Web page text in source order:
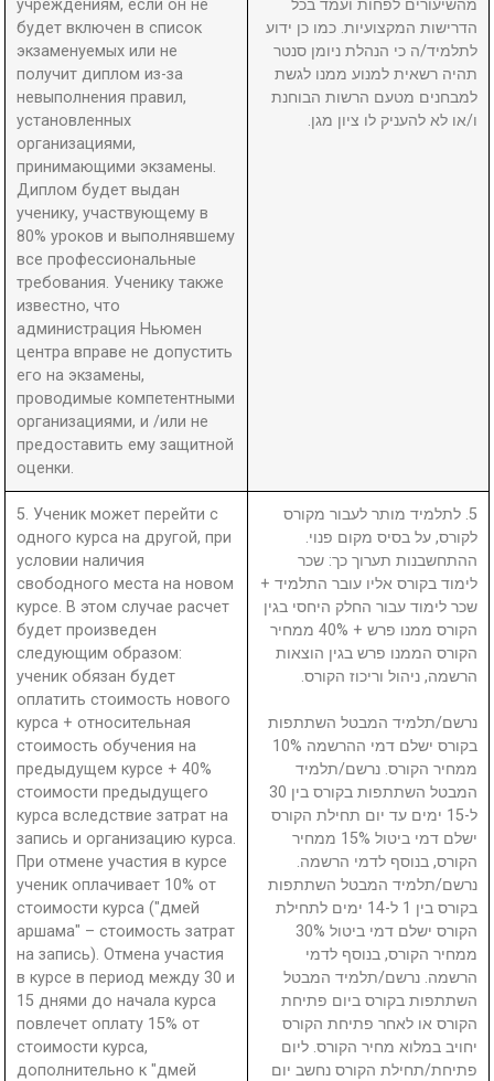
учреждениям, если он не
будет включен в список
экзаменуемых или не
получит диплом из-за
невыполнения правил,
установленных
организациями,
принимающими экзамены.
Диплом будет выдан
ученику, участвующему в
80% уроков и выполнявшему
все профессиональные
требования. Ученику также
известно, что
администрация Ньюмен
центра вправе не допустить
его на экзамены,
проводимые компетентными
организациями, и /или не
предоставить ему защитной
оценки.
מהשיעורים לפחות ועמד בכל
הדרישות המקצועיות. כמו כן ידוע
לתלמיד/ה כי הנהלת ניומן סנטר
תהיה רשאית למנוע ממנו לגשת
למבחנים מטעם הרשות הבוחנת
ו/או לא להעניק לו ציון מגן.
5. Ученик может перейти с
одного курса на другой, при
условии наличия
свободного места на новом
курсе. В этом случае расчет
будет произведен
следующим образом:
ученик обязан будет
оплатить стоимость нового
курса + относительная
стоимость обучения на
предыдущем курсе + 40%
стоимости предыдущего
курса вследствие затрат на
запись и организацию курса.
При отмене участия в курсе
ученик оплачивает 10% от
стоимости курса ("дмей
аршама" – стоимость затрат
на запись). Отмена участия
в курсе в период между 30 и
15 днями до начала курса
повлечет оплату 15% от
стоимости курса,
дополнительно к "дмей
5. לתלמיד מותר לעבור מקורס
לקורס, על בסיס מקום פנוי.
ההתחשבנות תערוך כך: שכר
לימוד בקורס אליו עובר התלמיד +
שכר לימוד עבור החלק היחסי בגין
הקורס ממנו פרש + 40% ממחיר
הקורס הממנו פרש בגין הוצאות
הרשמה, ניהול וריכוז הקורס.
נרשם/תלמיד המבטל השתתפות
בקורס ישלם דמי ההרשמה 10%
ממחיר הקורס. נרשם/תלמיד
המבטל השתתפות בקורס בין 30
ל-15 ימים עד יום תחילת הקורס
ישלם דמי ביטול 15% ממחיר
הקורס, בנוסף לדמי הרשמה.
נרשם/תלמיד המבטל השתתפות
בקורס בין 1 ל-14 ימים לתחילת
הקורס ישלם דמי ביטול 30%
ממחיר הקורס, בנוסף לדמי
הרשמה. נרשם/תלמיד המבטל
השתתפות בקורס ביום פתיחת
הקורס או לאחר פתיחת הקורס
יחויב במלוא מחיר הקורס. ליום
פתיחת/תחילת הקורס נחשב יום